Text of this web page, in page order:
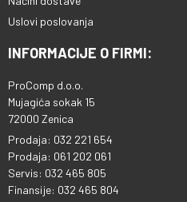
Uslovi poslovanja
INFORMACIJE O FIRMI:
ProComp d.o.o.
Mujagića sokak 15
72000 Zenica
Prodaja: 032 221 654
Prodaja: 061 202 061
Servis: 032 465 805
Finansije: 032 465 804